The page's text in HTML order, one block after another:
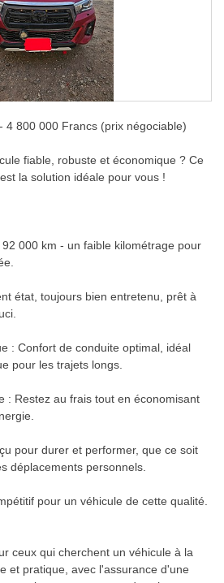
4 800 000 Francs (prix négociable)
fiable, robuste et économique ? Ce
la solution idéale pour vous !
000 km - un faible kilométrage pour
état, toujours bien entretenu, prêt à
: Confort de conduite optimal, idéal
pour les trajets longs.
: Restez au frais tout en économisant
pour durer et performer, que ce soit
déplacements personnels.
pour un véhicule de cette qualité.
ceux qui cherchent un véhicule à la
et pratique, avec l'assurance d'une